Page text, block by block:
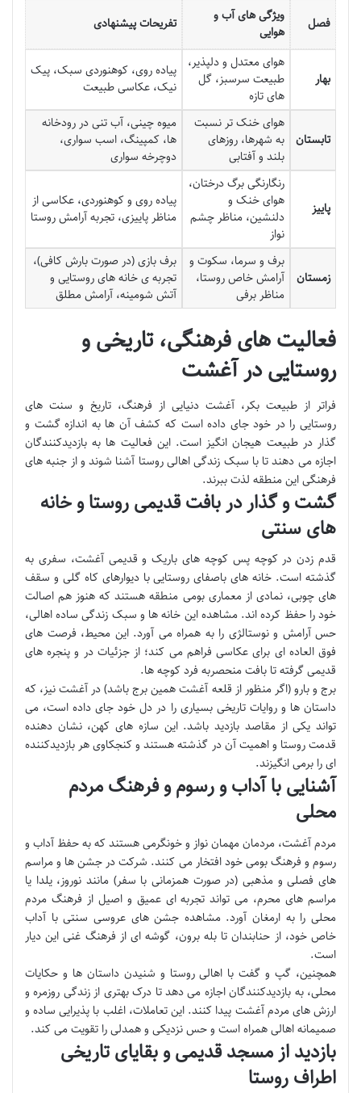
فصل
ویژگی های آب و
هوایی
تفریحات پیشنهادی
بهار
هوای معتدل و دلپذیر،
طبیعت سرسبز، گل
های تازه
پیاده روی، کوهنوردی سبک، پیک
نیک، عکاسی طبیعت
تابستان
هوای خنک تر نسبت
به شهرها، روزهای
بلند و آفتابی
میوه چینی، آب تنی در رودخانه
ها، کمپینگ، اسب سواری،
دوچرخه سواری
پاییز
رنگارنگی برگ درختان،
هوای خنک و
دلنشین، مناظر چشم
نواز
پیاده روی و کوهنوردی، عکاسی از
مناظر پاییزی، تجربه آرامش روستا
زمستان
برف و سرما، سکوت و
آرامش خاص روستا،
مناظر برفی
برف بازی (در صورت بارش کافی)،
تجربه ی خانه های روستایی و
آتش شومینه، آرامش مطلق
فعالیت های فرهنگی، تاریخی و
روستایی در آغشت
فراتر از طبیعت بکر، آغشت دنیایی از فرهنگ، تاریخ و سنت های
روستایی را در خود جای داده است که کشف آن ها به اندازه گشت و
گذار در طبیعت هیجان انگیز است. این فعالیت ها به بازدیدکنندگان
اجازه می دهند تا با سبک زندگی اهالی روستا آشنا شوند و از جنبه های
فرهنگی این منطقه لذت ببرند.
گشت و گذار در بافت قدیمی روستا و خانه
های سنتی
قدم زدن در کوچه پس کوچه های باریک و قدیمی آغشت، سفری به
گذشته است. خانه های باصفای روستایی با دیوارهای کاه گلی و سقف
های چوبی، نمادی از معماری بومی منطقه هستند که هنوز هم اصالت
خود را حفظ کرده اند. مشاهده این خانه ها و سبک زندگی ساده اهالی،
حس آرامش و نوستالژی را به همراه می آورد. این محیط، فرصت های
فوق العاده ای برای عکاسی فراهم می کند؛ از جزئیات در و پنجره های
قدیمی گرفته تا بافت منحصربه فرد کوچه ها.
برج و بارو (اگر منظور از قلعه آغشت همین برج باشد) در آغشت نیز، که
داستان ها و روایات تاریخی بسیاری را در دل خود جای داده است، می
تواند یکی از مقاصد بازدید باشد. این سازه های کهن، نشان دهنده
قدمت روستا و اهمیت آن در گذشته هستند و کنجکاوی هر بازدیدکننده
ای را برمی انگیزند.
آشنایی با آداب و رسوم و فرهنگ مردم
محلی
مردم آغشت، مردمان مهمان نواز و خونگرمی هستند که به حفظ آداب و
رسوم و فرهنگ بومی خود افتخار می کنند. شرکت در جشن ها و مراسم
های فصلی و مذهبی (در صورت همزمانی با سفر) مانند نوروز، یلدا یا
مراسم های محرم، می تواند تجربه ای عمیق و اصیل از فرهنگ مردم
محلی را به ارمغان آورد. مشاهده جشن های عروسی سنتی با آداب
خاص خود، از حنابندان تا بله برون، گوشه ای از فرهنگ غنی این دیار
است.
همچنین، گپ و گفت با اهالی روستا و شنیدن داستان ها و حکایات
محلی، به بازدیدکنندگان اجازه می دهد تا درک بهتری از زندگی روزمره و
ارزش های مردم آغشت پیدا کنند. این تعاملات، اغلب با پذیرایی ساده و
صمیمانه اهالی همراه است و حس نزدیکی و همدلی را تقویت می کند.
بازدید از مسجد قدیمی و بقایای تاریخی
اطراف روستا